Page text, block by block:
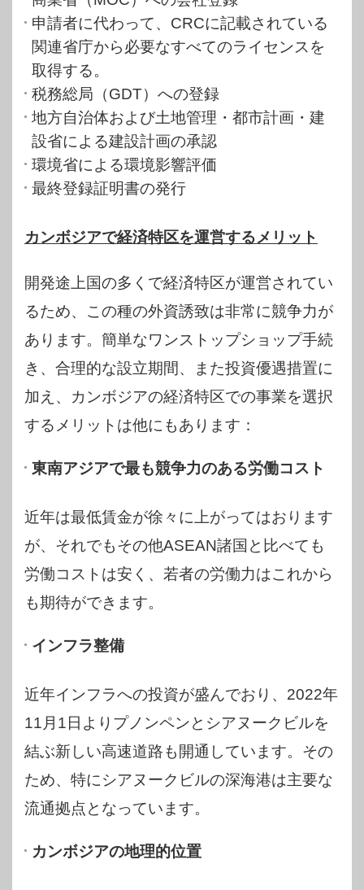
申請者に代わって、CRCに記載されている
関連省庁から必要なすべてのライセンスを
取得する。
税務総局（GDT）への登録
地方自治体および土地管理・都市計画・建
設省による建設計画の承認
環境省による環境影響評価
最終登録証明書の発行
カンボジアで経済特区を運営するメリット
開発途上国の多くで経済特区が運営されてい
るため、この種の外資誘致は非常に競争力が
あります。簡単なワンストップショップ手続
き、合理的な設立期間、また投資優遇措置に
加え、カンボジアの経済特区での事業を選択
するメリットは他にもあります：
東南アジアで最も競争力のある労働コスト
近年は最低賃金が徐々に上がってはおります
が、それでもその他ASEAN諸国と比べても
労働コストは安く、若者の労働力はこれから
も期待ができます。
インフラ整備
近年インフラへの投資が盛んでおり、2022年
11月1日よりプノンペンとシアヌークビルを
結ぶ新しい高速道路も開通しています。その
ため、特にシアヌークビルの深海港は主要な
流通拠点となっています。
カンボジアの地理的位置